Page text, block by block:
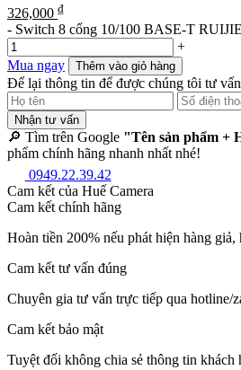
326,000 ₫
- Switch 8 cổng 10/100 BASE-T
+
Mua ngay
Thêm vào giỏ hàng
Để lại thông tin để được chúng tôi tư
Nhận tư vấn
🔎 Tìm trên Google "Tên sản phẩm +
phẩm chính hãng nhanh nhất nhé!
0949.22.39.42
Cam kết của Huế Camera
Cam kết chính hãng
Hoàn tiền 200% nếu phát hiện hàng giả,
Cam kết tư vấn đúng
Chuyên gia tư vấn trực tiếp qua hotline/
Cam kết bảo mật
Tuyệt đối không chia sẻ thông tin khách